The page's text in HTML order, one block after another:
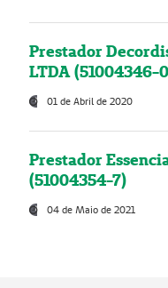
Prestador
LTDA (51004346-
01 de Abril de 2020
Prestador
(51004354-7)
04 de Maio de 2021